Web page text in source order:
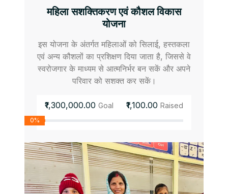
महिला सशक्तिकरण एवं कौशल विकास
योजना
इस योजना के अंतर्गत महिलाओं को सिलाई, हस्तकला
एवं अन्य कौशलों का प्रशिक्षण दिया जाता है, जिससे वे
स्वरोजगार के माध्यम से आत्मनिर्भर बन सकें और अपने
परिवार को सशक्त कर सकें।
₹1,300,000.00 Goal ₹1,100.00 Raised
0%